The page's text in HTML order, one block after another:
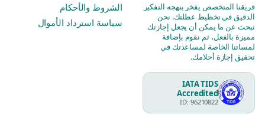
فريقنا المتخصص يفخر بنهجه التفكير
الدقيق في تخطيط عطلتك. نحن
نبحث عن ما يمكن أن يجعل إجازتك
مميزة بالفعل، ثم نقوم بإضافة
لمساتنا الخاصة لمساعدتك في
تحقيق إجازة أحلامك.
IATA TIDS
Accredited
ID: 96210822
الشروط والأحكام
سياسة استرداد الأموال